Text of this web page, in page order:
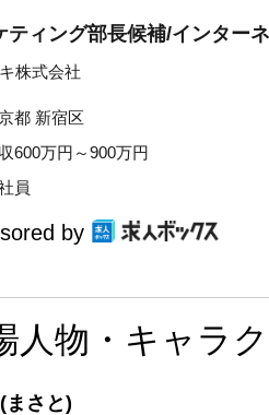
ティング部長候補/インター
株式会社
都 新宿区
600万円～900万円
員
by
人物・キャラ
(まさと)